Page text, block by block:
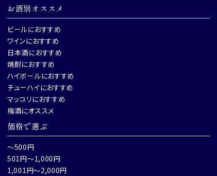
お酒別オススメ
ビールにおすすめ
ワインにおすすめ
日本酒におすすめ
焼酎におすすめ
ハイボールにおすすめ
チューハイにおすすめ
マッコリにおすすめ
梅酒にオススメ
価格で選ぶ
～500円
501円～1,000円
1,001円～2,000円